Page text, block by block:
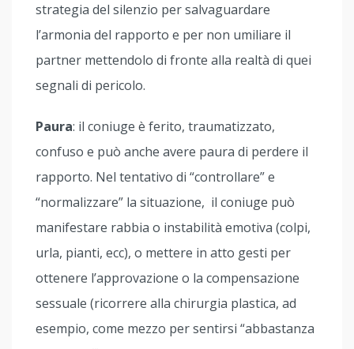
strategia del silenzio per salvaguardare
l’armonia del rapporto e per non umiliare il
partner mettendolo di fronte alla realtà di quei
segnali di pericolo.
Paura: il coniuge è ferito, traumatizzato,
confuso e può anche avere paura di perdere il
rapporto. Nel tentativo di “controllare” e
“normalizzare” la situazione, il coniuge può
manifestare rabbia o instabilità emotiva (colpi,
urla, pianti, ecc), o mettere in atto gesti per
ottenere l’approvazione o la compensazione
sessuale (ricorrere alla chirurgia plastica, ad
esempio, come mezzo per sentirsi “abbastanza